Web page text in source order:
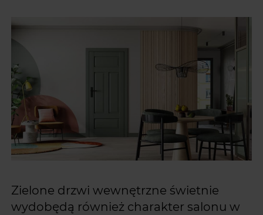
Zielone drzwi wewnętrzne świetnie
wydobędą również charakter salonu w